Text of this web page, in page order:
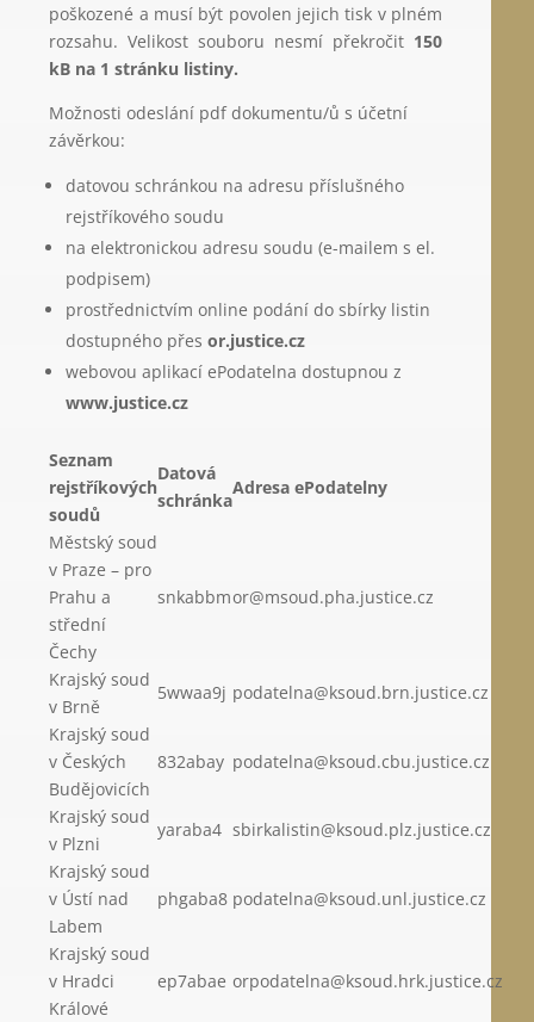
poškozené a musí být povolen jejich tisk v plném
rozsahu. Velikost souboru nesmí překročit 150
kB na 1 stránku listiny.
Možnosti odeslání pdf dokumentu/ů s účetní
závěrkou:
datovou schránkou na adresu příslušného
rejstříkového soudu
na elektronickou adresu soudu (e-mailem s el.
podpisem)
prostřednictvím online podání do sbírky listin
dostupného přesor.justice.cz
webovou aplikací ePodatelna dostupnou z
www.justice.cz
Seznam
rejstříkových
soudů
Datová
schránka
Adresa ePodatelny
Městský soud
v Praze – pro
Prahu a
střední
Čechy
snkabbmor@msoud.pha.justice.cz
Krajský soud
v Brně
5wwaa9j podatelna@ksoud.brn.justice.cz
Krajský soud
v Českých
Budějovicích
832abay podatelna@ksoud.cbu.justice.cz
Krajský soud
v Plzni
yaraba4 sbirkalistin@ksoud.plz.justice.cz
Krajský soud
v Ústí nad
Labem
phgaba8 podatelna@ksoud.unl.justice.cz
Krajský soud
v Hradci
Králové
ep7abae orpodatelna@ksoud.hrk.justice.cz